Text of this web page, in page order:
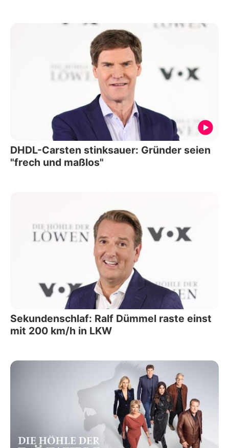
DHDL-Carsten stinksauer: Gründer seien
"frech und maßlos"
Sekundenschlaf: Ralf Dümmel raste einst
mit 200 km/h in LKW